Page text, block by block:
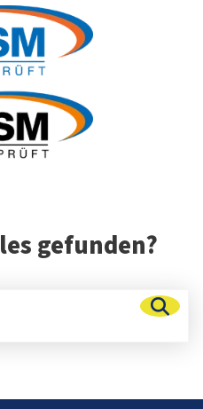
gefunden?